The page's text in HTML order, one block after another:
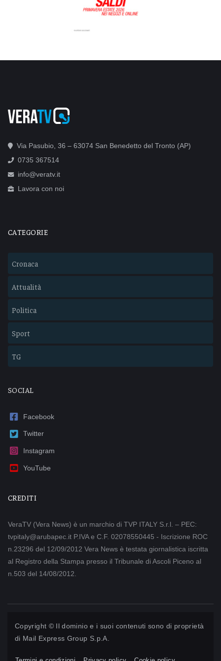
Via Pasubio, 36 – 63074 San Benedetto del Tronto (AP)
0735 367514
info@veratv.it
Lavora con noi
CATEGORIE
Cronaca
Attualità
Politica
Sport
TG
SOCIAL
Facebook
Twitter
Instagram
YouTube
CREDITI
VeraTV (Vera News) è un marchio di TVP ITALY S.r.l. – PEC:
tvpitaly@arubapec.it P.IVA e C.F. 02078550445 - Iscrizione ROC
n.23296 del 12/09/2012 Vera News è testata giornalistica iscritta
al Registro della Stampa presso il Tribunale di Ascoli Piceno al
n.503 del 14/08/2012.
Copyright © Il dominio e i suoi contenuti sono di proprietà
di Mail Express Group S.p.A.